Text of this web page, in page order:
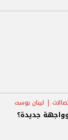
ليبان بوست
جديدة؟